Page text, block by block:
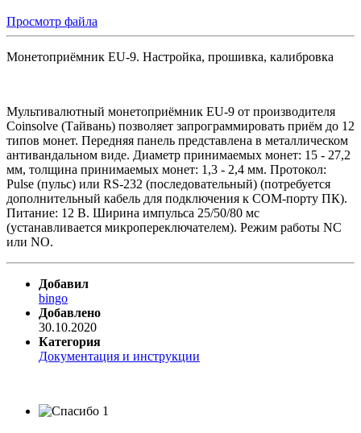
Просмотр файла
Монетоприёмник EU-9. Настройка, прошивка, калибровка
Мультивалютный монетоприёмник EU-9 от производителя
Coinsolve (Тайвань) позволяет запрограммировать приём до 12
типов монет. Передняя панель представлена в металлическом
антивандальном виде. Диаметр принимаемых монет: 15 - 27,2
мм, толщина принимаемых монет: 1,3 - 2,4 мм. Протокол:
Pulse (пульс) или RS-232 (последовательный) (потребуется
дополнительный кабель для подключения к COM-порту ПК).
Питание: 12 В. Ширина импульса 25/50/80 мс
(устанавливается микропереключателем). Режим работы NC
или NO.
Добавил
bingo
Добавлено
30.10.2020
Категория
Документация и инструкции
1